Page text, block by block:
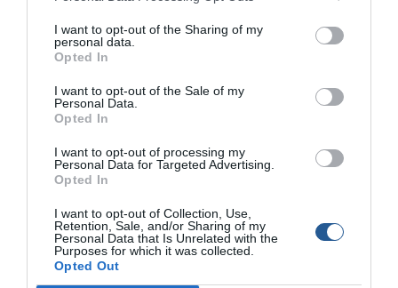
I want to opt-out of the Sharing of my
personal data.
Opted In
I want to opt-out of the Sale of my
Personal Data.
Opted In
I want to opt-out of processing my
Personal Data for Targeted Advertising.
Opted In
I want to opt-out of Collection, Use,
Retention, Sale, and/or Sharing of my
Personal Data that Is Unrelated with the
Purposes for which it was collected.
Opted Out
Πριν µερικές ηµέρες, «πήρα» στη συρτή µε µολύβι φύλακα ένα
µαγιάτικο περίπου τριάντα κιλά. Συµφωνώ, δεν είναι τίποτα
σπουδαίο, παρόλο που τα εργαλεία µου ήταν σχετικά «λεπτά»
για το µέγεθος του ψαριού. Το δόλωµά µου ήταν νωπό
καλαµάρι, το οποίο είχα καταψύξει προσεκτικά την περίοδο
βρεθούν […]